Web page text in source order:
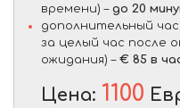
времени) – до 20
дополнительный
за целый час после
ожидания) – € 85 в
Цена: 1100